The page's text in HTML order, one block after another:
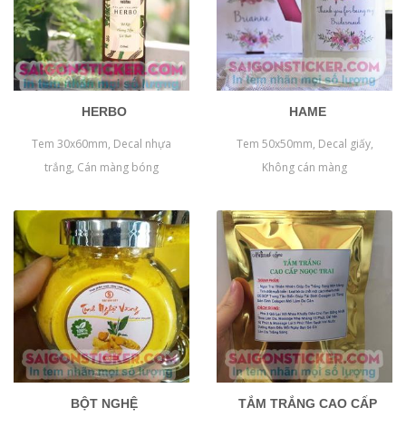
HERBO
Tem 30x60mm, Decal nhựa
trắng, Cán màng bóng
HAME
Tem 50x50mm, Decal giấy,
Không cán màng
BỘT NGHỆ TẮM TRẮNG CAO CẤP